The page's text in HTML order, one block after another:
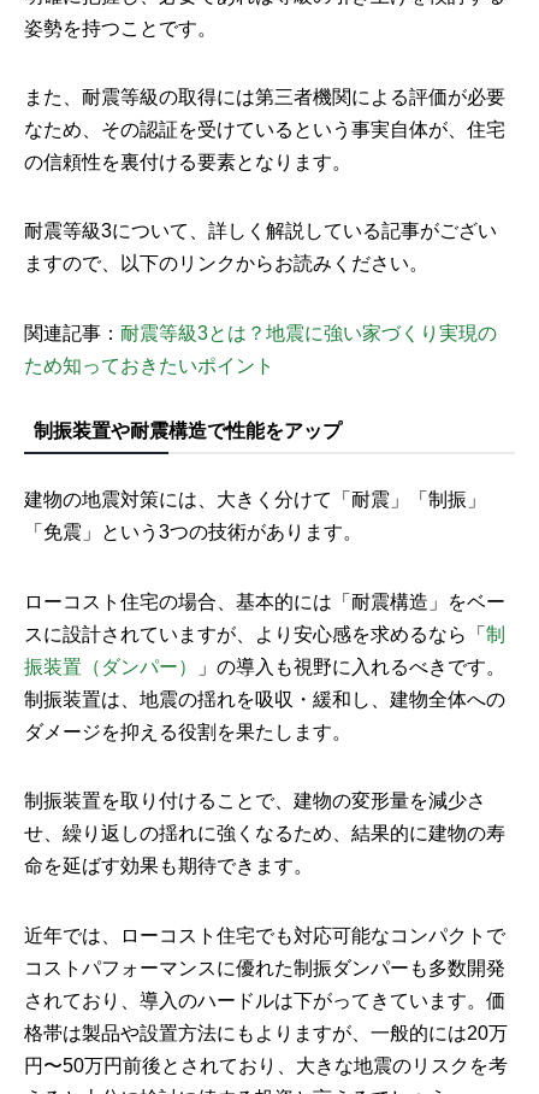
姿勢を持つことです。
また、耐震等級の取得には第三者機関による評価が必要
なため、その認証を受けているという事実自体が、住宅
の信頼性を裏付ける要素となります。
耐震等級3について、詳しく解説している記事がござい
ますので、以下のリンクからお読みください。
関連記事： 耐震等級3とは？地震に強い家づくり実現の
ため知っておきたいポイント
制振装置や耐震構造で性能をアップ
建物の地震対策には、大きく分けて「耐震」「制振」
「免震」という3つの技術があります。
ローコスト住宅の場合、基本的には「耐震構造」をベー
スに設計されていますが、より安心感を求めるなら「 制
振装置（ダンパー）
」の導入も視野に入れるべきです。
制振装置は、地震の揺れを吸収・緩和し、建物全体への
ダメージを抑える役割を果たします。
制振装置を取り付けることで、建物の変形量を減少さ
せ、繰り返しの揺れに強くなるため、結果的に建物の寿
命を延ばす効果も期待できます。
近年では、ローコスト住宅でも対応可能なコンパクトで
コストパフォーマンスに優れた制振ダンパーも多数開発
されており、導入のハードルは下がってきています。価
格帯は製品や設置方法にもよりますが、一般的には20万
円〜50万円前後とされており、大きな地震のリスクを考